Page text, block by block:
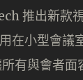
推出新款
在小型會議
有與會者面